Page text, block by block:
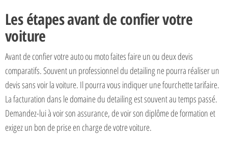
Les étapes avant de confier votre
voiture
Avant de confier votre auto ou moto faites faire un ou deux devis
comparatifs. Souvent un professionnel du detailing ne pourra réaliser un
devis sans voir la voiture. Il pourra vous indiquer une fourchette tarifaire.
La facturation dans le domaine du detailing est souvent au temps passé.
Demandez-lui à voir son assurance, de voir son diplôme de formation et
exigez un bon de prise en charge de votre voiture.